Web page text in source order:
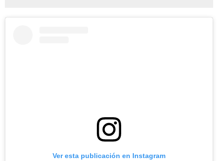
Ver esta publicación en Instagram